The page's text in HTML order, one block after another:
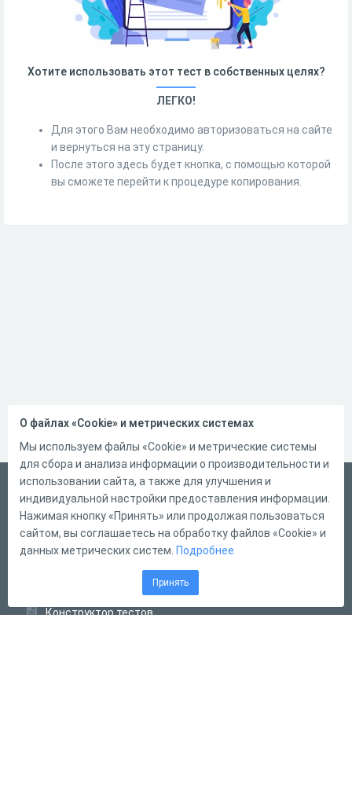
Хотите использовать этот тест в собственных целях?
ЛЕГКО!
Для этого Вам необходимо авторизоваться на сайте
и вернуться на эту страницу.
После этого здесь будет кнопка, с помощью которой
вы сможете перейти к процедуре копирования.
Русский
Справка
Форма обратной связи
Конструктор тестов
О файлах «Cookie» и метрических системах
Мы используем файлы «Cookie» и метрические системы
для сбора и анализа информации о производительности и
использовании сайта, а также для улучшения и
индивидуальной настройки предоставления информации.
Нажимая кнопку «Принять» или продолжая пользоваться
сайтом, вы соглашаетесь на обработку файлов «Cookie» и
данных метрических систем. Подробнее
Принять